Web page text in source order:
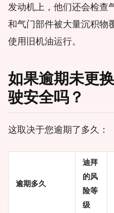
发动机上，他们还会检查
和气门部件被大量沉积物
使用旧机油运行。
如果逾期未更
驶安全吗？
这取决于您逾期了多久：
逾期多久
迪拜
的风
险等
级